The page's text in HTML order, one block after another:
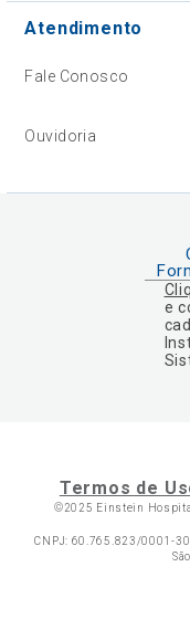
Atendimento
Fale Conosco
Ouvidoria
e
Termos de
©2025 Einstein
CNPJ: 60.765.823/0001-